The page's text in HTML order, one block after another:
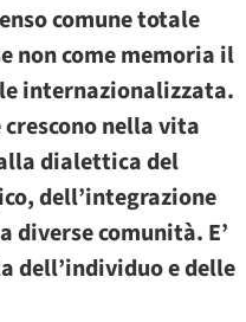
comune totale
non come memoria il
internazionalizzata.
crescono nella vita
dialettica del
dell’integrazione
diverse comunità. E’
dell’individuo e delle